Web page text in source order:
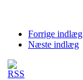
Forrige indlæg
Næste indlæg